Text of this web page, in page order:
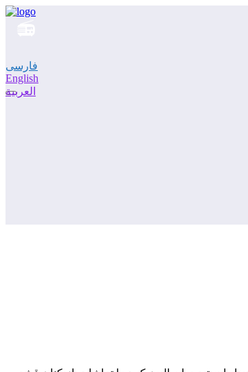
فارسی
English
العربية